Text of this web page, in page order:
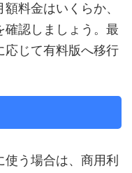
料金はいくらか、
確認しましょう。最
応じて有料版へ移行
う場合は、商用利